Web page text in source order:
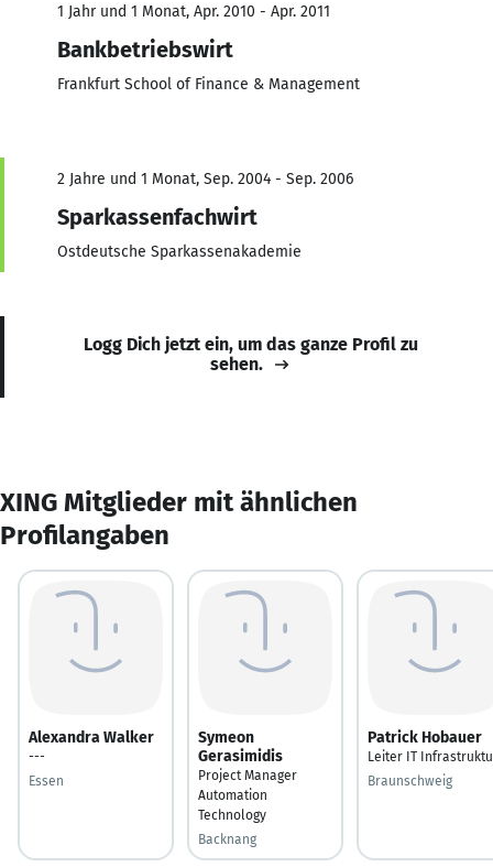
1 Jahr und 1 Monat, Apr. 2010 - Apr. 2011
Bankbetriebswirt
Frankfurt School of Finance & Management
2 Jahre und 1 Monat, Sep. 2004 - Sep. 2006
Sparkassenfachwirt
Ostdeutsche Sparkassenakademie
Logg Dich jetzt ein, um das ganze Profil zu
sehen.
XING Mitglieder mit ähnlichen
Profilangaben
Alexandra Walker
---
Essen
Symeon
Gerasimidis
Project Manager
Automation
Technology
Backnang
Patrick Hobauer
Leiter IT
Braunschweig